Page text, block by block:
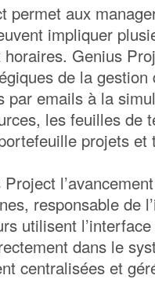
permet aux
impliquer
Genius
de la gestion
par emails à la
les feuilles de
projets et
responsable de
utilisent
dans le
centralisées et